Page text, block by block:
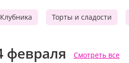
Клубника Торты и сладости
февраля Смотреть все